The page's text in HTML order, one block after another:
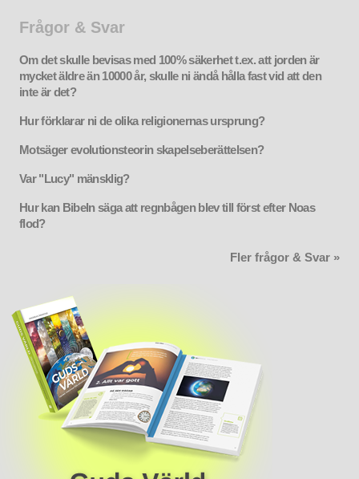
Frågor & Svar
Om det skulle bevisas med 100% säkerhet t.ex. att jorden är
mycket äldre än 10000 år, skulle ni ändå hålla fast vid att den
inte är det?
Hur förklarar ni de olika religionernas ursprung?
Motsäger evolutionsteorin skapelseberättelsen?
Var "Lucy" mänsklig?
Hur kan Bibeln säga att regnbågen blev till först efter Noas
flod?
Fler frågor & Svar »